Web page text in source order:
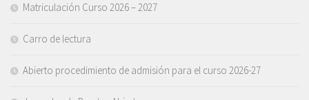
Matriculación Curso 2026 – 2027
Carro de lectura
Abierto procedimiento de admisión para el curso 2026-27